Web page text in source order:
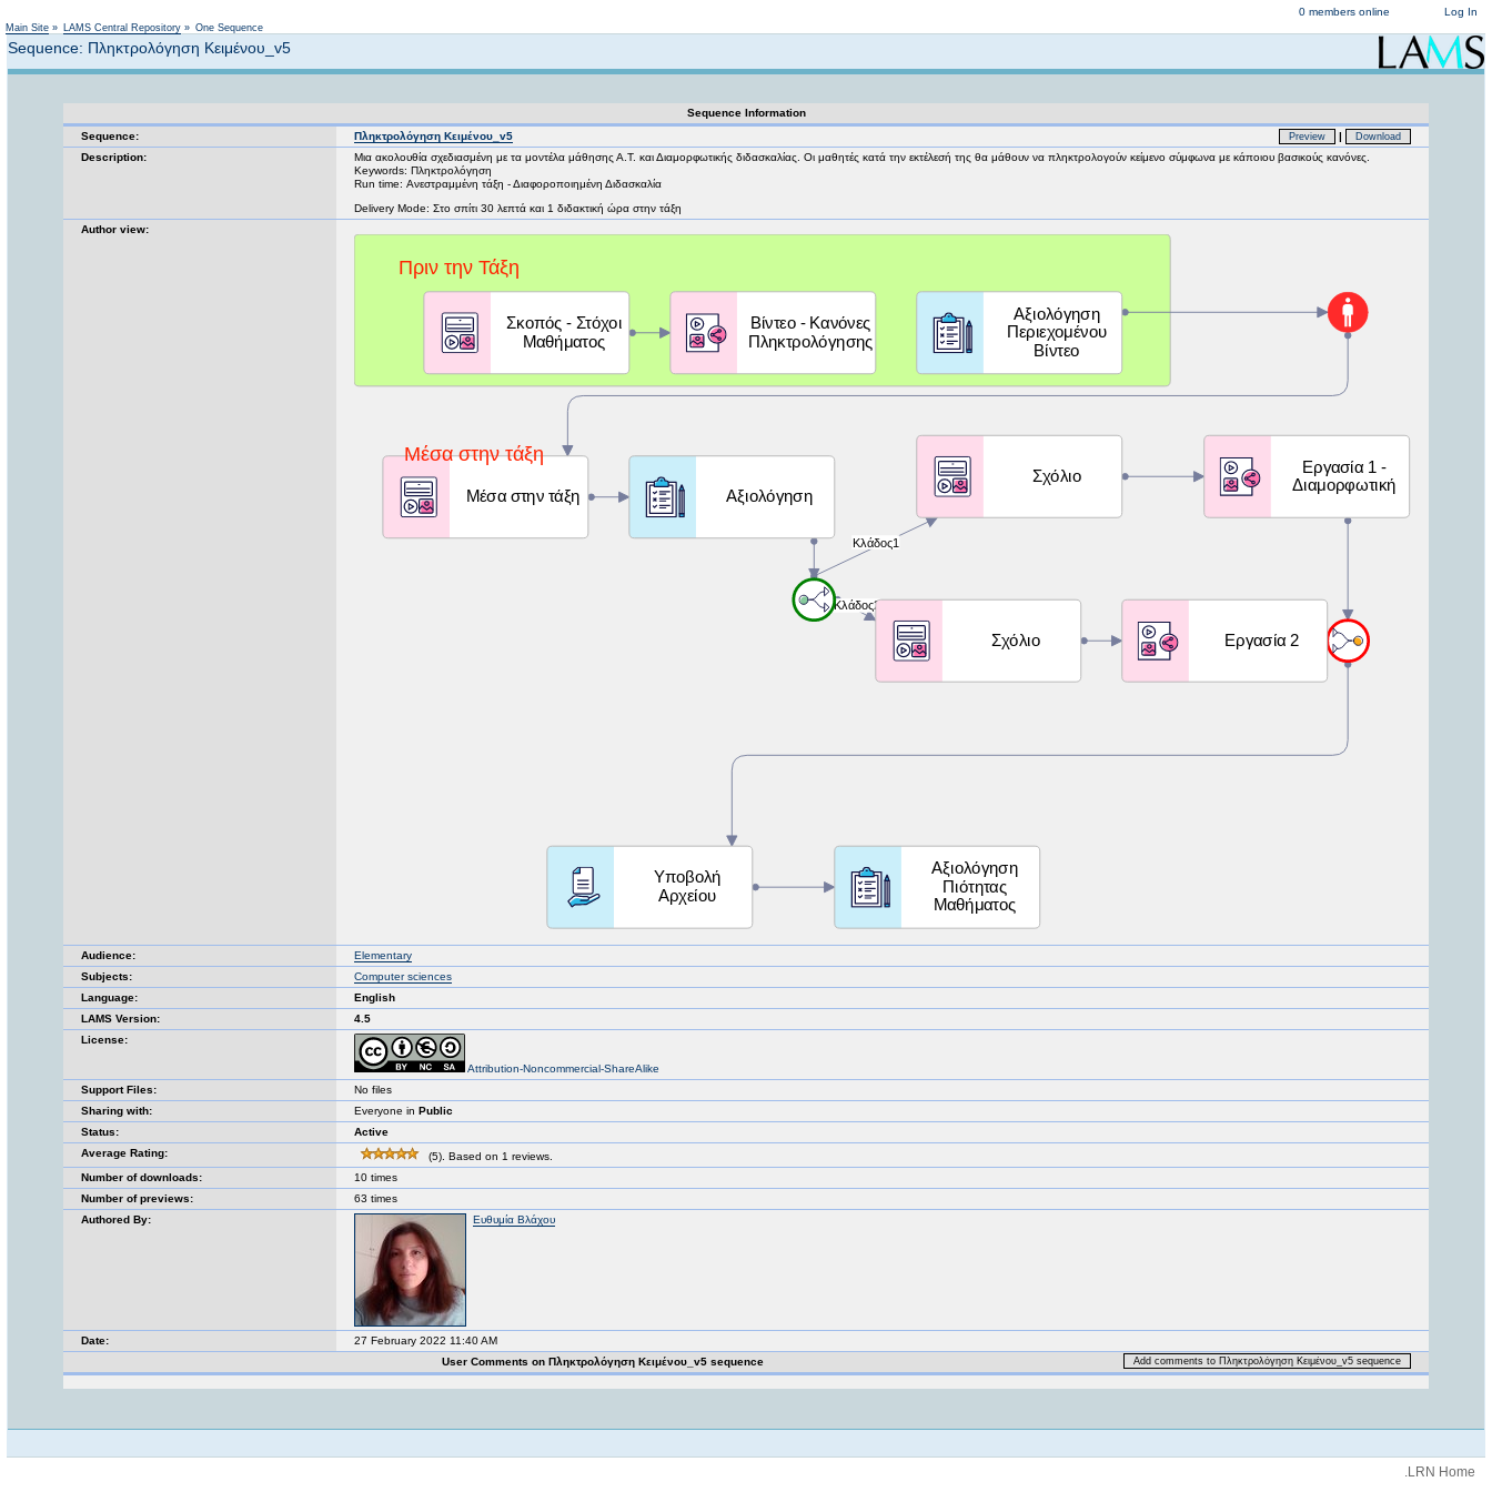
Log In
0 members online
Main Site » LAMS Central Repository » One Sequence
Sequence: Πληκτρολόγηση Κειμένου_v5
Sequence Information
Sequence:
Πληκτρολόγηση Κειμένου_v5 Preview | Download
Description:
Μια ακολουθία σχεδιασμένη με τα μοντέλα μάθησης Α.Τ. και Διαμορφωτικής διδασκαλίας. Οι μαθητές κατά την εκτέλεσή της θα μάθουν να πληκτρολογούν κείμενο σύμφωνα με κάποιου βασικούς κανόνες.
Keywords: Πληκτρολόγηση
Run time: Ανεστραμμένη τάξη - Διαφοροποιημένη Διδασκαλία
Delivery Mode: Στο σπίτι 30 λεπτά και 1 διδακτική ώρα στην τάξη
Author view:
Audience:
Elementary
Subjects:
Computer sciences
Language:
English
LAMS Version:
4.5
License:
Attribution-Noncommercial-ShareAlike
Support Files:
No files
Sharing with:
Everyone in Public
Status:
Active
Average Rating:
(5). Based on 1 reviews.
Number of downloads:
10 times
Number of previews:
63 times
Authored By:
Ευθυμία Βλάχου
Date:
27 February 2022 11:40 AM
User Comments on Πληκτρολόγηση Κειμένου_v5 sequence
Add comments to Πληκτρολόγηση Κειμένου_v5 sequence
.LRN Home